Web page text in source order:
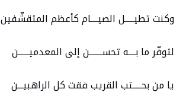
وكنت تطيـــــل الصيــــام كأعظم المتقشّفين
لتوفّر ما بــــه تحســـــــن إلى المعدميــــــن
يا من بحـــــتب القريب فقت كل الراهبيـــن